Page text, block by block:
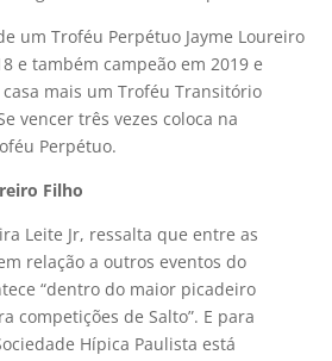
um Troféu Perpétuo Jayme Loureiro
e também campeão em 2019 e
mais um Troféu Transitório
vencer três vezes coloca na
Perpétuo.
Filho
Leite Jr, ressalta que entre as
relação a outros eventos do
“dentro do maior picadeiro
competições de Salto”. E para
Hípica Paulista está